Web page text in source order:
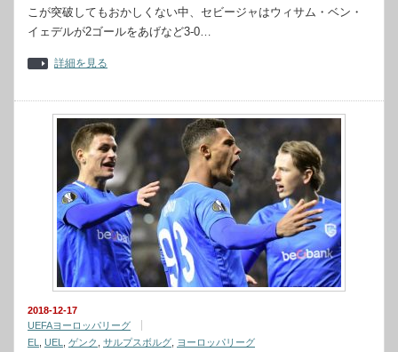
こが突破してもおかしくない中、セビージャはウィサム・ベン・
イェデルが2ゴールをあげなど3-0…
詳細を見る
2018-12-17
UEFAヨーロッパリーグ
EL
UEL ゲンク サルプスボルグ ヨーロッパリーグ